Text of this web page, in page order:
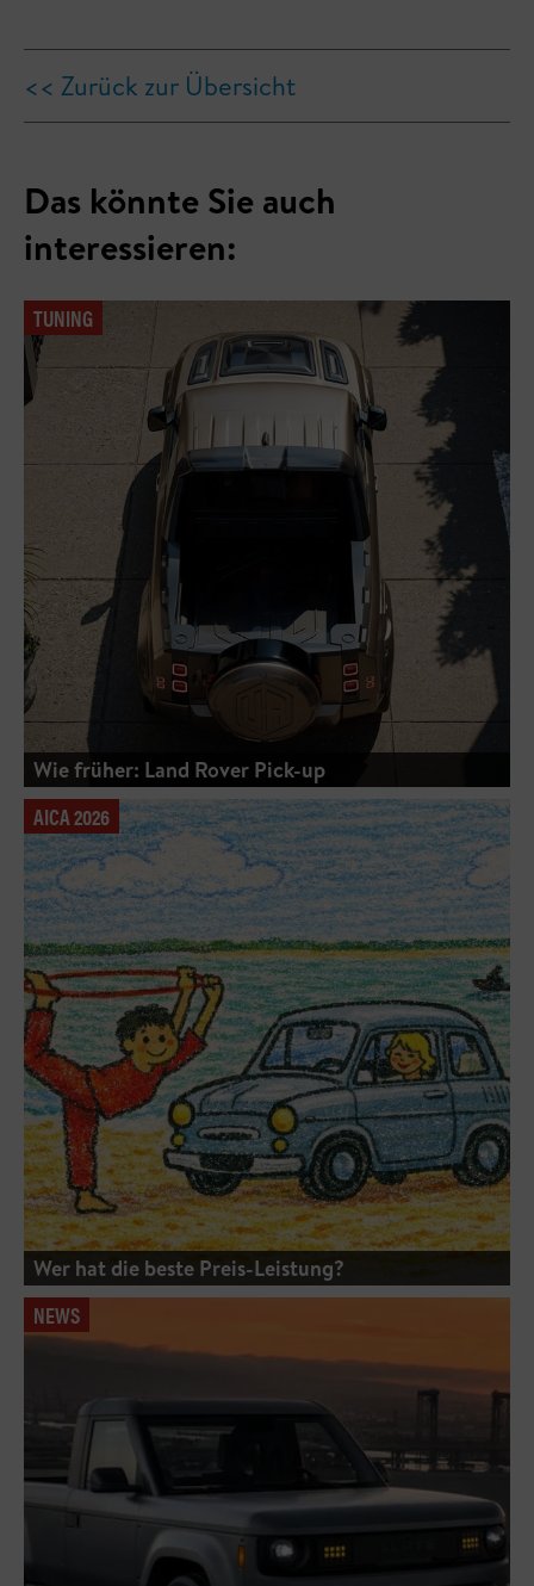
<< Zurück zur Übersicht
Das könnte Sie auch
interessieren:
TUNING
Wie früher: Land Rover Pick-up
AICA 2026
Wer hat die beste Preis-Leistung?
NEWS